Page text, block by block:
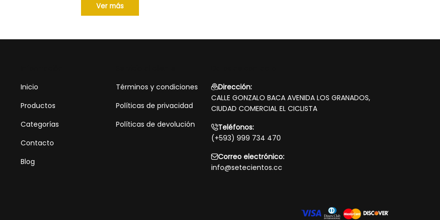
Ver más
Inicio
Productos
Categorías
Contacto
Blog
Términos y condiciones
Políticas de privacidad
Políticas de devolución
Dirección:
CALLE GONZALO BACA AVENIDA LOS GRANADOS,
CIUDAD COMERCIAL EL CICLISTA
Teléfonos:
(+593) 999 734 470
Correo electrónico:
info@setecientos.cc